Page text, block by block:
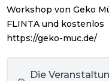
Workshop von Geko
FLINTA und kostenlos
https://geko-muc.de/
Die